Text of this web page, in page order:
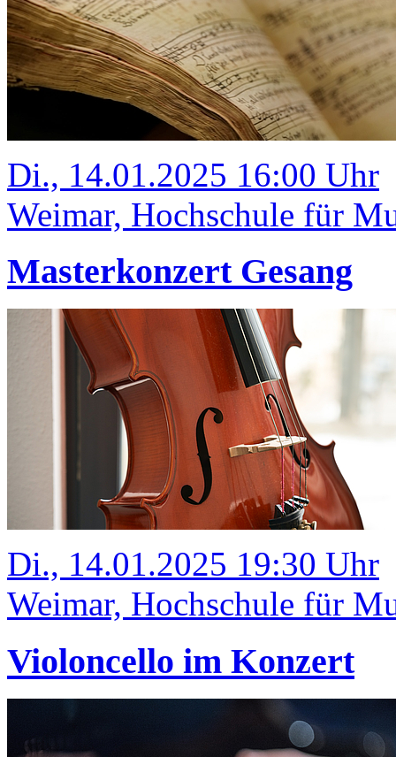
Di., 14.01.2025 16:00 Uhr
Weimar, Hochschule für
Masterkonzert Gesang
Di., 14.01.2025 19:30 Uhr
Weimar, Hochschule für
Violoncello im Konzert